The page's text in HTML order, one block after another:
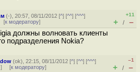
(-), 20:57, 08/11/2012 [^] [^^] [^^^]
[к модератору]
+11
+ / –
должны волновать клиенты
подразделения Nokia?
(ok), 22:15, 08/11/2012 [^] [^^] [^^^]
] [к модератору]
–1
+ / –